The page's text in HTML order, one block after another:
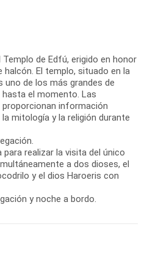
de Edfú, erigido en honor
El templo, situado en la
uno de los más grandes de
el momento. Las
información
mitología y la religión durante
para realizar la visita del único
a dos dioses, el
y el dios Haroeris con
y noche a bordo.